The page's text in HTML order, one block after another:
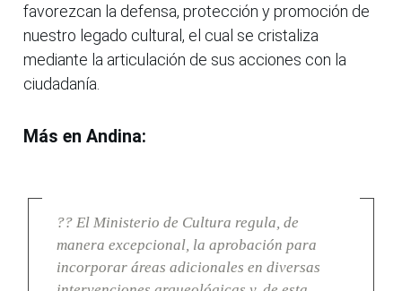
favorezcan la defensa, protección y promoción de
nuestro legado cultural, el cual se cristaliza
mediante la articulación de sus acciones con la
ciudadanía.
Más en Andina:
?? El Ministerio de Cultura regula, de
manera excepcional, la aprobación para
incorporar áreas adicionales en diversas